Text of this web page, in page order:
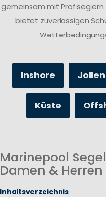
gemeinsam mit
bietet zuverlässigen
Inshore
Küste
Marinepool
Damen & Herren
Inhaltsverzeichnis